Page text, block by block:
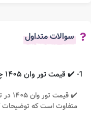
سوالات متداول
1- ✔️ قیمت تور وان ۱۴۰۵ چقدر است؟
✔️
متفاوت است که توضیحات